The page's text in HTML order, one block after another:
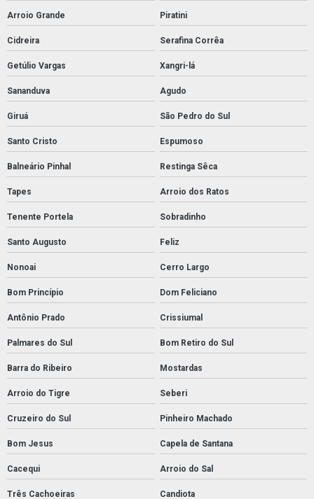
Arroio Grande Piratini
Cidreira Serafina Corrêa
Getúlio Vargas Xangri-lá
Sananduva Agudo
Giruá São Pedro do Sul
Santo Cristo Espumoso
Balneário Pinhal Restinga Sêca
Tapes Arroio dos Ratos
Tenente Portela Sobradinho
Santo Augusto Feliz
Nonoai Cerro Largo
Bom Princípio Dom Feliciano
Antônio Prado Crissiumal
Palmares do Sul Bom Retiro do Sul
Barra do Ribeiro Mostardas
Arroio do Tigre Seberi
Cruzeiro do Sul Pinheiro Machado
Bom Jesus Capela de Santana
Cacequi Arroio do Sal
Três Cachoeiras Candiota